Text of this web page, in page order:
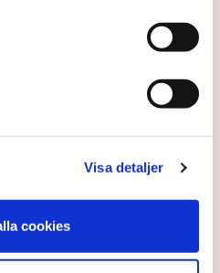
Visa detaljer
cookies